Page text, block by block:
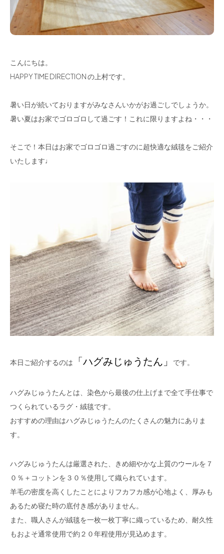
フラッグシップストア
0965-52-0323
熊本店
096-274-8175
Arv
0965-45-9282
こんにちは。
HAPPY TIME DIRECTION の上村です。
暑い日が続いておりますがみなさんいかがお過ごしでしょうか。
暑い夏はお家でゴロゴロして過ごす！これに限りますよね・・・
そこで！本日はお家でゴロゴロ過ごすのに超快適な絨毯をご紹介
いたします♩
本日ご紹介するのは 「ハグみじゅうたん」 です。
ハグみじゅうたんとは、染色から最後の仕上げまで全て手仕事で
つくられているラグ・絨毯です。
おすすめの理由はハグみじゅうたんのたくさんの魅力にありま
す。
ハグみじゅうたんは厳選された、きめ細やかな上質のウールを７
０％＋コットンを３０％使用して織られています。
羊毛の密度を高くしたことによりフカフカ感が心地よく、厚みも
あるため寝た時の底付き感がありません。
また、職人さんが絨毯を一枚一枚丁寧に織っているため、耐久性
もおよそ通常使用で約２０年程使用が見込めます。